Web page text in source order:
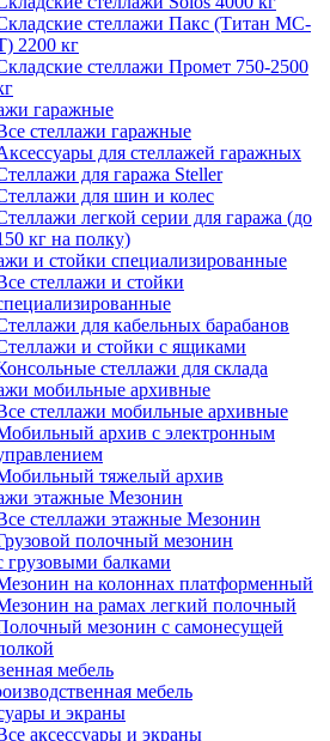
стеллажи Пакс (Титан МС-
2200 кг
стеллажи Промет 750-2500
гаражные
стеллажи гаражные
для стеллажей гаражных
для гаража Steller
для шин и колес
легкой серии для гаража (до
кг на полку)
и стойки специализированные
стеллажи и стойки
для кабельных барабанов
и стойки с ящиками
стеллажи для склада
мобильные архивные
стеллажи мобильные архивные
архив с электронным
тяжелый архив
этажные Мезонин
стеллажи этажные Мезонин
полочный мезонин
грузовыми балками
на колоннах платформенный
на рамах легкий полочный
мезонин с самонесущей
мебель
мебель
и экраны
аксессуары и экраны